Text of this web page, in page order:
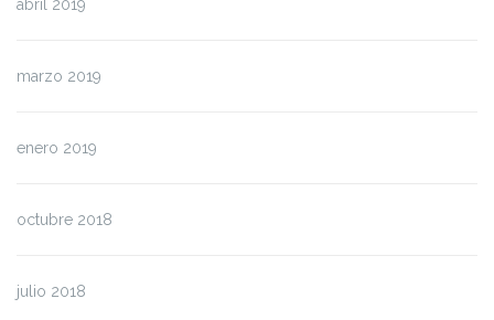
abril 2019
marzo 2019
enero 2019
octubre 2018
julio 2018